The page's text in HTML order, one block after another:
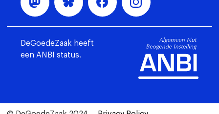
DeGoedeZaak heeft
een ANBI status.